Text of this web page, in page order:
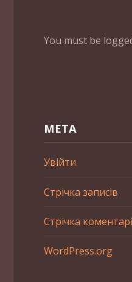
You must be
МЕТА
Увійти
Стрічка записів
Стрічка
WordPress.org